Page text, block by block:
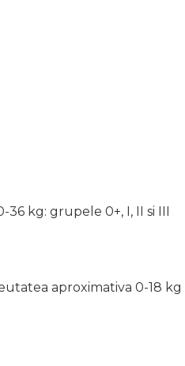
kg: grupele 0+, I, II si III
aproximativa 0-18 kg